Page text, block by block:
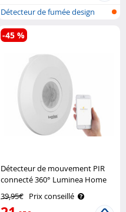
Détecteur de fumée design
réseau sa..
Détecteur de mouvement PIR
connecté 360° Luminea Home
39,95€ Prix conseillé
-45 %